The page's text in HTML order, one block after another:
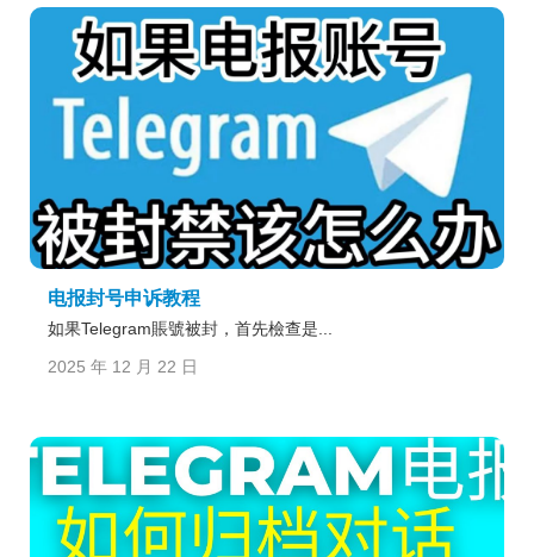
电报封号申诉教程
如果Telegram賬號被封，首先檢查是...
2025 年 12 月 22 日